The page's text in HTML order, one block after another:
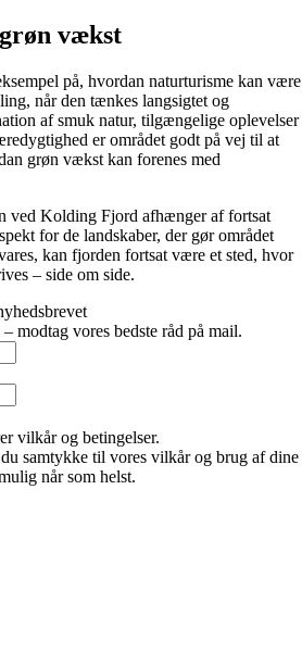
vækst
på, hvordan naturturisme kan være
når den tænkes langsigtet og
af smuk natur, tilgængelige oplevelser
er området godt på vej til at
grøn vækst kan forenes med
ved Kolding Fjord afhænger af fortsat
for de landskaber, der gør området
kan fjorden fortsat være et sted, hvor
– side om side.
modtag vores bedste råd på mail.
vilkår og betingelser.
samtykke til vores vilkår og brug af dine
når som helst.